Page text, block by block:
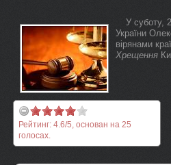
У суботу,
України
вірянами
Хрещення
Рейтинг: 4.6/5, основан на 25
голосах.